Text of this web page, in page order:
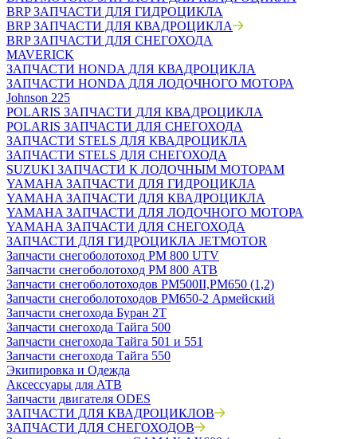
BRP ЗАПЧАСТИ ДЛЯ ГИДРОЦИКЛА
BRP ЗАПЧАСТИ ДЛЯ КВАДРОЦИКЛА
BRP ЗАПЧАСТИ ДЛЯ СНЕГОХОДА
MAVERICK
ЗАПЧАСТИ HONDA ДЛЯ КВАДРОЦИКЛА
ЗАПЧАСТИ HONDA ДЛЯ ЛОДОЧНОГО МОТОРА
Johnson 225
POLARIS ЗАПЧАСТИ ДЛЯ КВАДРОЦИКЛА
POLARIS ЗАПЧАСТИ ДЛЯ СНЕГОХОДА
ЗАПЧАСТИ STELS ДЛЯ КВАДРОЦИКЛА
ЗАПЧАСТИ STELS ДЛЯ СНЕГОХОДА
SUZUKI ЗАПЧАСТИ К ЛОДОЧНЫМ МОТОРАМ
YAMAHA ЗАПЧАСТИ ДЛЯ ГИДРОЦИКЛА
YAMAHA ЗАПЧАСТИ ДЛЯ КВАДРОЦИКЛА
YAMAHA ЗАПЧАСТИ ДЛЯ ЛОДОЧНОГО МОТОРА
YAMAHA ЗАПЧАСТИ ДЛЯ СНЕГОХОДА
ЗАПЧАСТИ ДЛЯ ГИДРОЦИКЛА JETMOTOR
Запчасти снегоболотоход РМ 800 UTV
Запчасти снегоболотоход РМ 800 АТВ
Запчасти снегоболотоходов РМ500II,РМ650 (1,2)
Запчасти снегоболотоходов РМ650-2 Армейский
Запчасти снегохода Буран 2Т
Запчасти снегохода Тайга 500
Запчасти снегохода Тайга 501 и 551
Запчасти снегохода Тайга 550
Экипировка и Одежда
Аксессуары для АТВ
Запчасти двигателя ODES
ЗАПЧАСТИ ДЛЯ КВАДРОЦИКЛОВ
ЗАПЧАСТИ ДЛЯ СНЕГОХОДОВ